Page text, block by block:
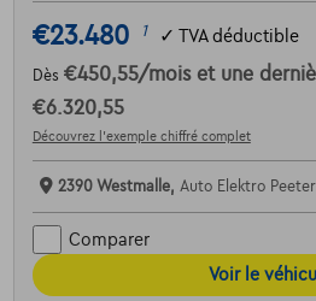
€23.480 1 ✓ TVA déductible
Dès €450,55/mois et une
€6.320,55
Découvrez l’exemple chiffré complet
2390 Westmalle, Auto Elektro
Comparer
Voir le